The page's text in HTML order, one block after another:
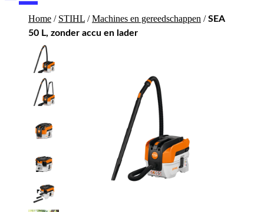
Home / STIHL /Machines en gereedschappen /SEA
50 L, zonder accu en lader